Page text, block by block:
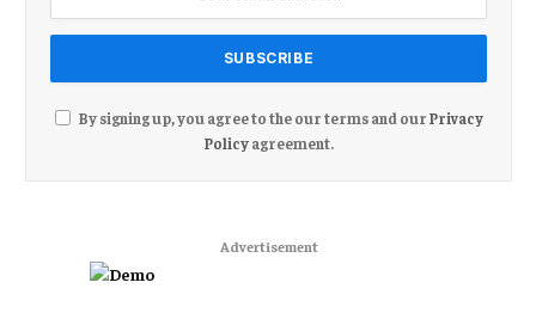
By signing up, you agree to the our terms and ourPrivacy
Policyagreement.
Advertisement